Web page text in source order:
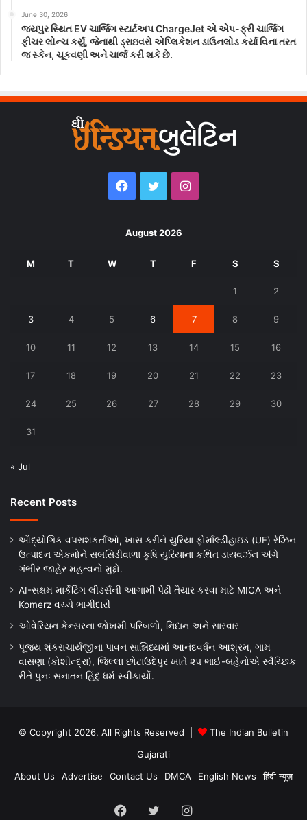
June 30, 2026
જયપુર સ્થિત EV ચાર્જિંગ સ્ટાર્ટઅપ ChargeJet એ એપ-ફ્રી ચાર્જિંગ
ફીચર લોન્ચ કર્યું, જેનાથી ડ્રાઇવરો એપ્લિકેશન ડાઉનલોડ કર્યા વિના તરત
જ સ્કેન, ચૂકવણી અને ચાર્જ કરી શકે છે.
Facebook
TwitterInstagram
August 2026
M T W T F S S
1 2
3 4 5 6 7 8 9
10 11 12 13 14 15 16
17 18 19 20 21 22 23
24 25 26 27 28 29 30
31
« Jul
Recent Posts
ઔદ્યોગિક વપરાશકર્તાઓ, ખાસ કરીને યુરિયા ફોર્માલ્ડીહાઇડ (UF) રેઝિન
ઉત્પાદન એકમોને સબસિડીવાળા કૃષિ યુરિયાના કથિત ડાયવર્ઝન અંગે
ગંભીર જાહેર મહત્વનો મુદ્દો.
AI-સક્ષમ માર્કેટિંગ લીડર્સની આગામી પેઢી તૈયાર કરવા માટે MICA અને
Komerz વચ્ચે ભાગીદારી
ઓવેરિયન કેન્સરના જોખમી પરિબળો, નિદાન અને સારવાર
પૂજ્ય શંકરાચાર્યજીના પાવન સાન્નિધ્યમાં આનંદવર્ધન આશ્રમ, ગામ
વાસણા (કોશીન્દ્રા), જિલ્લા છોટાઉદેપુર ખાતે ૨૫ ભાઈ-બહેનોએ સ્વૈચ્છિક
રીતે પુનઃ સનાતન હિંદુ ધર્મ સ્વીકાર્યો.
© Copyright 2026, All Rights Reserved |
The Indian Bulletin
Gujarati
About Us
Advertise Contact Us DMCA English News हिंदी न्यूज़
Facebook
TwitterInstagram